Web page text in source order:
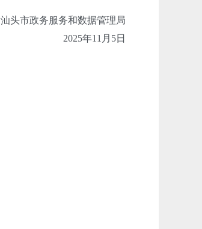
汕头市政务服务和数据管理局
2025年11 月5日